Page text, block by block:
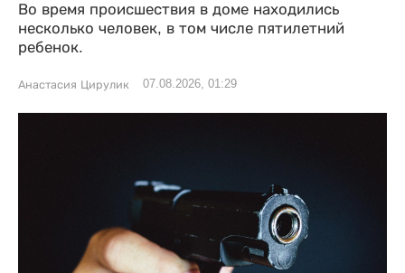
Во время происшествия в доме находились
несколько человек, в том числе пятилетний
ребенок.
Анастасия Цирулик 07.08.2026, 01:29